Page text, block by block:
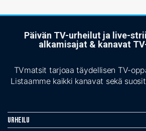
Päivän TV-urheilut ja live-
alkamisajat & kanavat
TVmatsit tarjoaa täydellisen TV-
Listaamme kaikki kanavat sekä
Urheilu